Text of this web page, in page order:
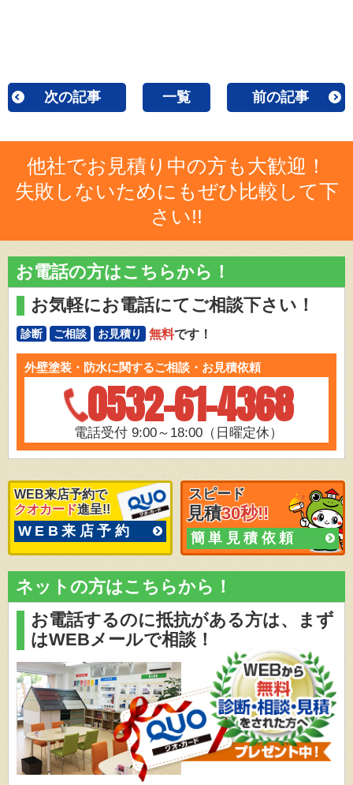
次の記事 一覧 前の記事
他社でお見積り中の方も大歓迎！
失敗しないためにもぜひ比較して下
さい!!
お電話の方はこちらから！
お気軽にお電話にてご相談下さい！
診断 ご相談 お見積り 無料です！
外壁塗装・防水に関するご相談・お見積依頼
0532-61-4368
電話受付 9:00～18:00（日曜定休）
WEB来店予約で
クオカード進呈!!
WEB来店予約
スピード
見積30秒!!
簡単見積依頼
ネットの方はこちらから！
お電話するのに抵抗がある方は、
まず
はWEBメールで相談！